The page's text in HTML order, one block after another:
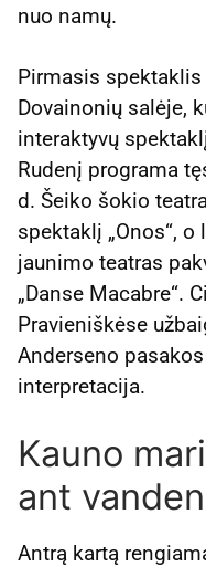
nuo namų.
Pirmasis
Dovainonių salėje,
interaktyvų
Rudenį programa
d. Šeiko šokio
spektaklį „Onos“,
jaunimo teatras
„Danse Macabre“.
Pravieniškėse
Anderseno
interpretacija.
Kauno
ant
Antrą kartą